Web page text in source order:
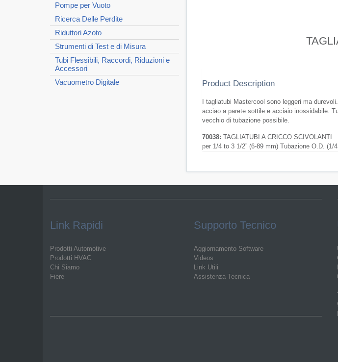
Pompe per Vuoto
Ricerca Delle Perdite
Riduttori Azoto
Strumenti di Test e di Misura
Tubi Flessibili, Raccordi, Riduzioni e
Accessori
Vacuometro Digitale
Product Description
I tagliatubi Mastercool sono leggeri ma
acciao a parete sottile e acciaio inossidabile.
vecchio di tubazione possibile.
70038: TAGLIATUBI A CRICCO SCIVOLANTI
per 1/4 to 3 1/2” (6-89 mm) Tubazione O.D. (1/4
Link Rapidi
Prodotti Automotive
Prodotti HVAC
Chi Siamo
Fiere
Supporto Tecnico
Aggiornamento Software
Videos
Link Utili
Assistenza Tecnica